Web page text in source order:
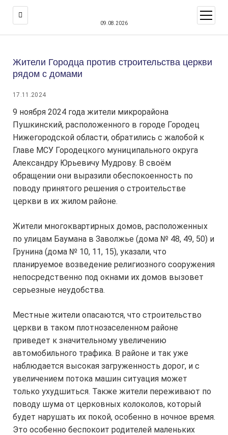
09.08.2026
меню
Жители Городца против строительства церкви
рядом с домами
17.11.2024
9 ноября 2024 года жители микрорайона
Пушкинский, расположенного в городе Городец
Нижегородской области, обратились с жалобой к
Главе МСУ Городецкого муниципального округа
Александру Юрьевичу Мудрову. В своём
обращении они выразили обеспокоенность по
поводу принятого решения о строительстве
церкви в их жилом районе.
Жители многоквартирных домов, расположенных
по улицам Баумана в Заволжье (дома № 48, 49, 50) и
Грунина (дома № 10, 11, 15), указали, что
планируемое возведение религиозного сооружения
непосредственно под окнами их домов вызовет
серьезные неудобства.
Местные жители опасаются, что строительство
церкви в таком плотнозаселенном районе
приведет к значительному увеличению
автомобильного трафика. В районе и так уже
наблюдается высокая загруженность дорог, и с
увеличением потока машин ситуация может
только ухудшиться. Также жители переживают по
поводу шума от церковных колоколов, который
будет нарушать их покой, особенно в ночное время.
Это особенно беспокоит родителей маленьких